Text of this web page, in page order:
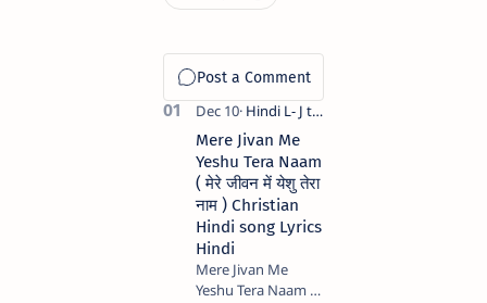
Mere Jivan Me
Yeshu Tera Naam
( मेरे जीवन में येशु तेरा
नाम ) Christian
Hindi song Lyrics
Hindi
Mere Jivan Me
Yeshu Tera Naam (